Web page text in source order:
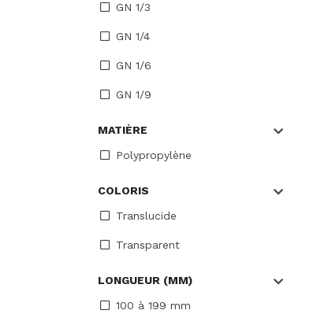
GN 1/3
GN 1/4
GN 1/6
GN 1/9
MATIÈRE
Polypropylène
COLORIS
Translucide
Transparent
LONGUEUR (MM)
100 à 199 mm